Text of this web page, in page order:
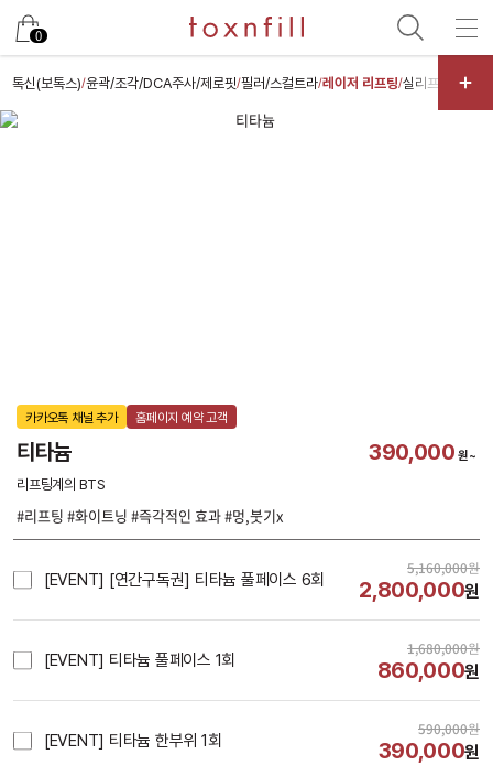
0
톡신(보톡스)/윤곽/조각/DCA주사/제로핏/필러/스컬트라/레이저 리프팅/실리프팅 스킨
카카오톡 채널 추가 홈페이지 예약 고객
티타늄 390,000 원~
카카
리프팅계의 BTS
#리프팅 #화이트닝 #즉각적인 효과 #멍,붓기x
[EVENT] [연간구독권] 티타늄 풀페이스 6회
5,160,000원
2,800,000원
[EVENT] 티타늄 풀페이스 1회
1,680,000원
860,000원
[EVENT] 티타늄 한부위 1회
590,000원
390,000원